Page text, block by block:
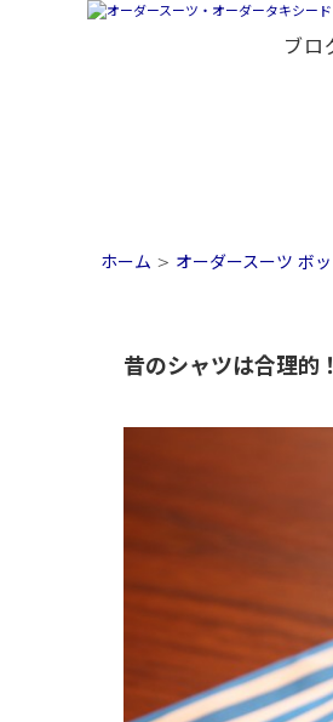
ブロ
ホーム > オーダースーツ ボ
昔のシャツは合理的